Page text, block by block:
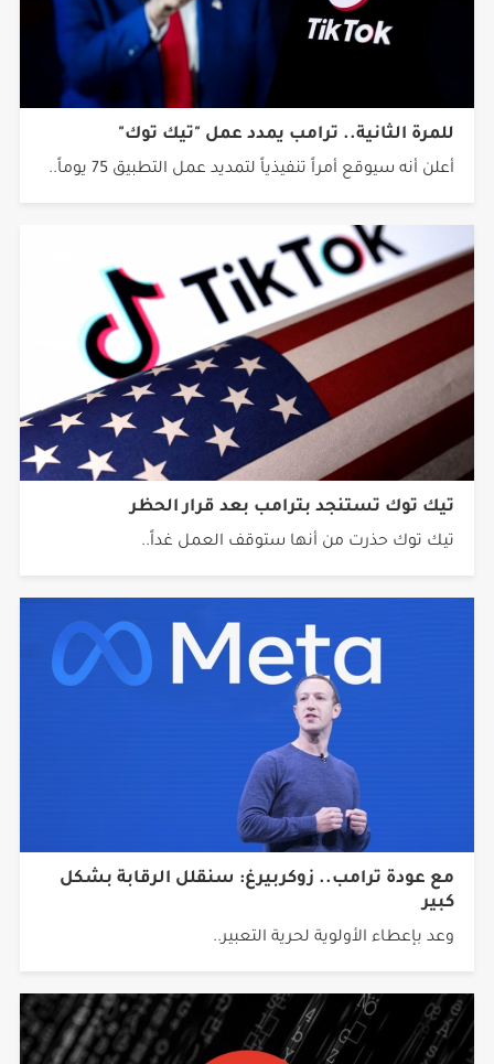
للمرة الثانية.. ترامب يمدد عمل "تيك توك"
أعلن أنه سيوقع أمراً تنفيذياً لتمديد عمل التطبيق 75 يوماً..
تيك توك تستنجد بترامب بعد قرار الحظر
تيك توك حذرت من أنها ستوقف العمل غداً..
مع عودة ترامب.. زوكربيرغ: سنقلل الرقابة بشكل
كبير
وعد بإعطاء الأولوية لحرية التعبير..